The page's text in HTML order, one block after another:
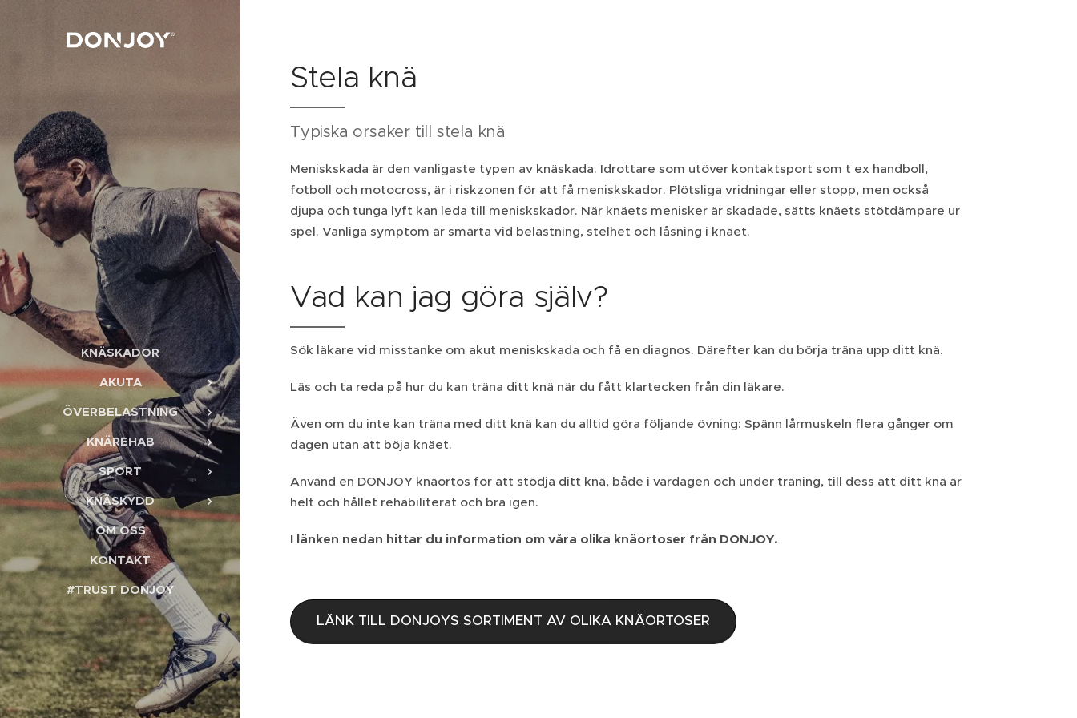
KNÄSKADOR
AKUTA
ÖVERBELASTNING
KNÄREHAB
SPORT
KNÄSKYDD
OM OSS
KONTAKT
#TRUST DONJOY
Stela knä
Typiska orsaker till stela knä
Meniskskada är den vanligaste typen av knäskada. Idrottare som utöver kontaktsport som t ex handboll,
fotboll och motocross, är i riskzonen för att få meniskskador. Plötsliga vridningar eller stopp, men också
djupa och tunga lyft kan leda till meniskskador. När knäets menisker är skadade, sätts knäets stötdämpare ur
spel. Vanliga symptom är smärta vid belastning, stelhet och låsning i knäet.
Vad kan jag göra själv?
Sök läkare vid misstanke om akut meniskskada och få en diagnos. Därefter kan du börja träna upp ditt knä.
Läs och ta reda på hur du kan träna ditt knä när du fått klartecken från din läkare.
Även om du inte kan träna med ditt knä kan du alltid göra följande övning: Spänn lårmuskeln flera gånger om
dagen utan att böja knäet.
Använd en DONJOY knäortos för att stödja ditt knä, både i vardagen och under träning, till dess att ditt knä är
helt och hållet rehabiliterat och bra igen.
I länken nedan hittar du information om våra olika knäortoser från DONJOY.
LÄNK TILL DONJOYS SORTIMENT AV OLIKA KNÄORTOSER